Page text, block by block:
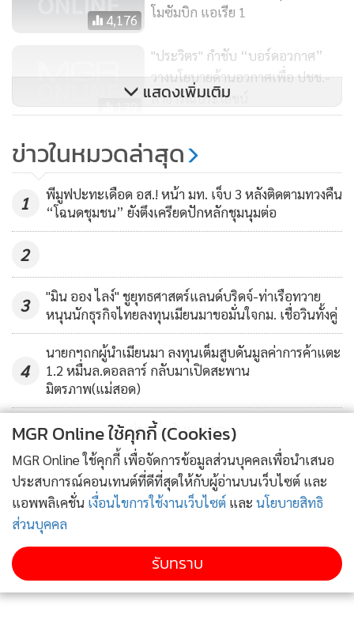
4,176
โมซัมบิก แอเรีย 1
139
"ประวิตร" กำชับ “บอร์ดอวกาศ”
วางนโยบายด้านอวกาศเพื่อ ปชช.-
สาธารณประโยชน์
69
นโยบาย นำเทคโนโลยีอวกาศพัฒนา
ประเทศ
แสดงเพิ่มเติม
ข่าวในหมวดล่าสุด
1
พีมูฟปะทะเดือด อส.! หน้า มท. เจ็บ 3 หลังติดตามทวงคืน
“โฉนดชุมชน” ยังตึงเครียดปักหลักชุมนุมต่อ
2
3
"มิน ออง ไลง์" ชูยุทธศาสตร์แลนด์บริดจ์-ท่าเรือทวาย
หนุนนักธุรกิจไทยลงทุนเมียนมาขอมั่นใจกม. เชื่อวินทั้งคู่
4
นายกฯถกผู้นำเมียนมา ลงทุนเต็มสูบดันมูลค่าการค้าแตะ
1.2 หมื่นล.ดอลลาร์ กลับมาเปิดสะพาน
มิตรภาพ(แม่สอด)
ข่าวอื่นในหมวด
MGR Online ใช้คุกกี้ (Cookies)
MGR Online ใช้คุกกี้ เพื่อจัดการข้อมูลส่วนบุคคลเพื่อนำเสนอ
ประสบการณ์คอนเทนต์ที่ดีที่สุดให้กับผู้อ่านบนเว็บไซต์ และ
แอพพลิเคชั่น เงื่อนไขการใช้งานเว็บไซต์ และ นโยบายสิทธิ
ส่วนบุคคล
รับทราบ